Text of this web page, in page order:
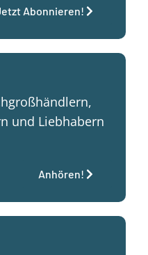
Abonnieren!
und Liebhabern
Anhören!